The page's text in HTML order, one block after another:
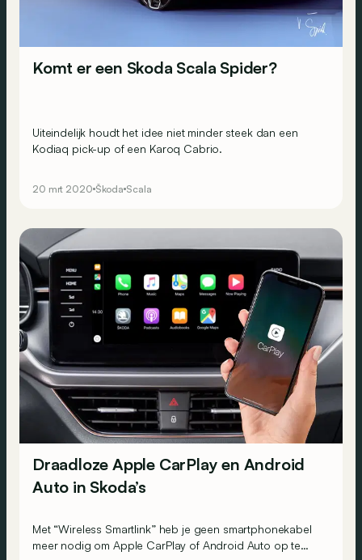
Komt er een Skoda Scala Spider?
Uiteindelijk houdt het idee niet minder steek dan een
Kodiaq pick-up of een Karoq Cabrio.
20 mrt 2020 Škoda Scala
Draadloze Apple CarPlay en Android
Auto in Skoda’s
Met “Wireless Smartlink” heb je geen smartphonekabel
meer nodig om Apple CarPlay of Android Auto op te